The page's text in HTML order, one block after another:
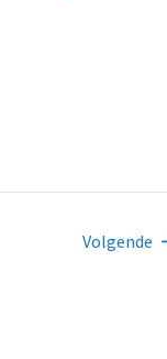
Volgende